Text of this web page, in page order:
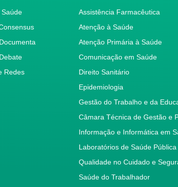
Saúde
Redes
Assistência Farmacêutica
Atenção à Saúde
Atenção Primária à Saúde
Comunicação em Saúde
Direito Sanitário
Epidemiologia
Gestão do Trabalho e da
Câmara Técnica de Gestão e
Informação e Informática em
Laboratórios de Saúde Pública
Qualidade no Cuidado e
Saúde do Trabalhador